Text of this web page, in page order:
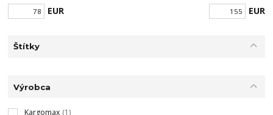
EUR EUR
Štítky
Výrobca
Kargomax (1)